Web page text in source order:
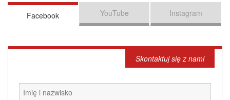
Facebook YouTube Instagram
Skontaktuj się z nami